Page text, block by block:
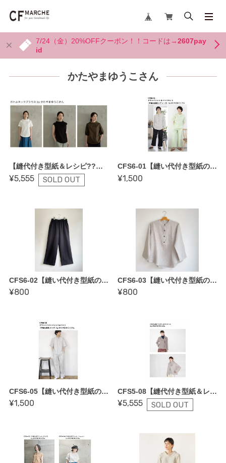
7/24（金）20%OFFクーポン！！コードは→2607pay
id
かたやまゆうこさん
【縫代付き型紙＆レシピ??かたやまゆうこさん・ボトルネックプルオーバー】
¥5,555 SOLD OUT
CFS6-01【縫い代付き型紙のみ】レディースグランパシャツ（半袖と長袖付き）＆ストレートパンツセット(レディース）byかたやまゆうこさん COTTON FRIEND SEWING vol.6
¥1,500
CFS6-02【縫い代付き型紙のみ】ストレートパンツ（レディース）byかたやまゆうこさん／COTTON FRIEND SEWING vol.6
¥800
CFS6-03【縫い代付き型紙のみ】グランパシャツ（レディース）byかたやまゆうこさん／COTTON FRIEND SEWING vol.6
¥800
CFS6-05【縫い代付き型紙のみ】 メンズグランパパジャマシャツ＆パンツ上下セット（メンズ：半袖＆長袖付き）byかたやまゆうこさん COTTON FRIEND SEWING vol.6
¥1,500
CFS5-08【縫代付き型紙＆レシピセット??COTTON FRIEND SEWING vol.５〜かたやま ゆうこさん】
¥5,555 SOLD OUT